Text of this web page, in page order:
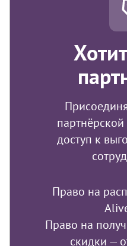
доступ к
Право на
Право на
скидки —